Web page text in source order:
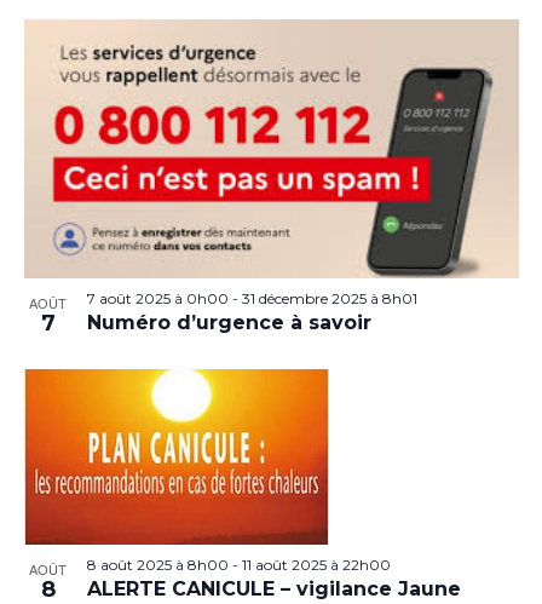
AOÛT
7
7 août 2025 à 0h00 - 31 décembre 2025 à 8h01
Numéro d’urgence à savoir
AOÛT
8
8 août 2025 à 8h00 - 11 août 2025 à 22h00
ALERTE CANICULE – vigilance Jaune